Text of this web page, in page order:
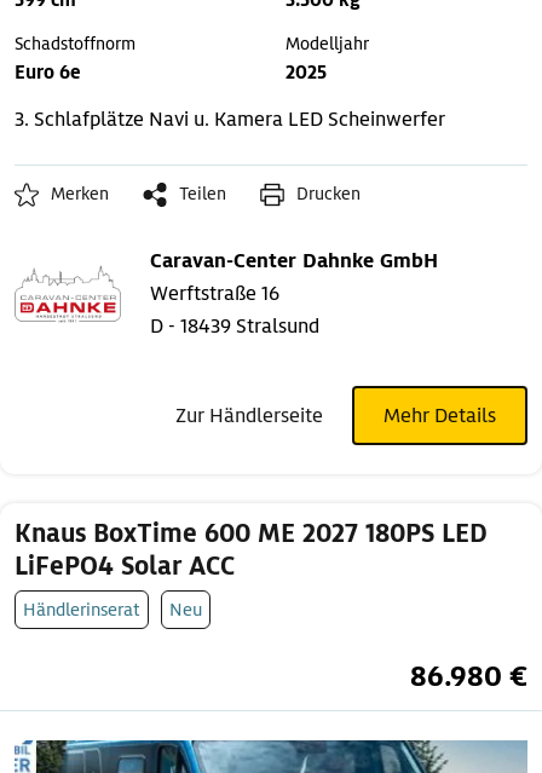
Schadstoffnorm
Euro 6e
Modelljahr
2025
3. Schlafplätze Navi u. Kamera LED Scheinwerfer
Merken Teilen Drucken
Caravan-Center Dahnke GmbH
Werftstraße 16
D - 18439 Stralsund
Zur Händlerseite Mehr Details
Knaus BoxTime 600 ME 2027 180PS LED
LiFePO4 Solar ACC
Händlerinserat Neu
86.980 €